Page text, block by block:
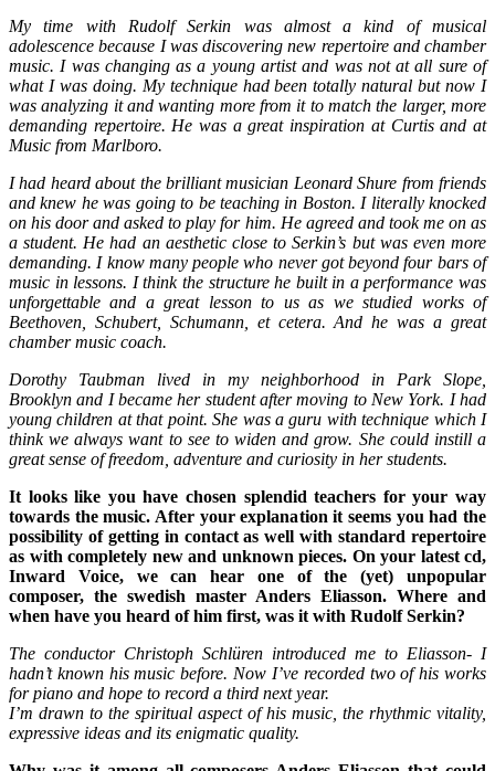
My time with Rudolf Serkin was almost a kind of musical
adolescence because I was discovering new repertoire and chamber
music. I was changing as a young artist and was not at all sure of
what I was doing. My technique had been totally natural but now I
was analyzing it and wanting more from it to match the larger, more
demanding repertoire. He was a great inspiration at Curtis and at
Music from Marlboro.
I had heard about the brilliant musician Leonard Shure from friends
and knew he was going to be teaching in Boston. I literally knocked
on his door and asked to play for him. He agreed and took me on as
a student. He had an aesthetic close to Serkin’s but was even more
demanding. I know many people who never got beyond four bars of
music in lessons. I think the structure he built in a performance was
unforgettable and a great lesson to us as we studied works of
Beethoven, Schubert, Schumann, et cetera. And he was a great
chamber music coach.
Dorothy Taubman lived in my neighborhood in Park Slope,
Brooklyn and I became her student after moving to New York. I had
young children at that point. She was a guru with technique which I
think we always want to see to widen and grow. She could instill a
great sense of freedom, adventure and curiosity in her students.
It looks like you have chosen splendid teachers for your way
towards the music. After your explanation it seems you had the
possibility of getting in contact as well with standard repertoire
as with completely new and unknown pieces. On your latest cd,
Inward Voice, we can hear one of the (yet) unpopular
composer, the swedish master Anders Eliasson. Where and
when have you heard of him first, was it with Rudolf Serkin?
The conductor Christoph Schlüren introduced me to Eliasson- I
hadn’t known his music before. Now I’ve recorded two of his works
for piano and hope to record a third next year.
I’m drawn to the spiritual aspect of his music, the rhythmic vitality,
expressive ideas and its enigmatic quality.